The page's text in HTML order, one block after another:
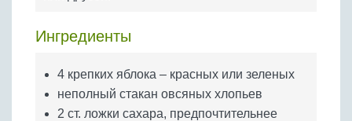
Яйца
Ингредиенты
4 крепких яблока – красных или зеленых
неполный стакан овсяных хлопьев
2 ст. ложки сахара, предпочтительнее